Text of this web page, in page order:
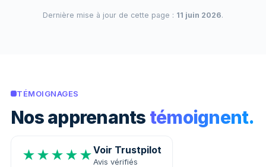
Dernière mise à jour de cette page : 11 juin 2026.
TÉMOIGNAGES
Nos apprenants témoignent.
★★★★★Voir Trustpilot
Avis vérifiés